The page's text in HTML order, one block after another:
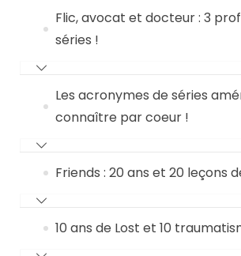
Flic, avocat et docteur : 3
séries !
Les acronymes de séries
connaître par coeur !
Friends : 20 ans et 20 leçons
10 ans de Lost et 10